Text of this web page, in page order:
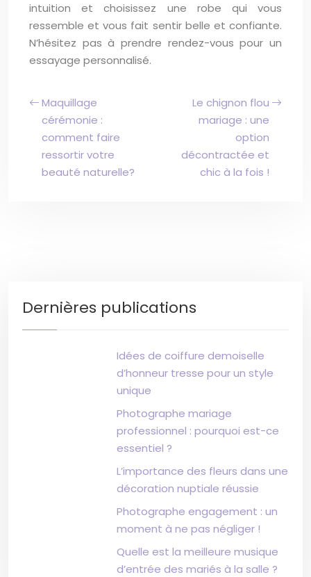
intuition et choisissez une robe qui vous
ressemble et vous fait sentir belle et confiante.
N’hésitez pas à prendre rendez-vous pour un
essayage personnalisé.
Maquillage
cérémonie :
comment faire
ressortir votre
beauté naturelle?
Le chignon flou
mariage : une
option
décontractée et
chic à la fois !
Dernières publications
Idées de coiffure demoiselle
d’honneur tresse pour un style
unique
Photographe mariage
professionnel : pourquoi est-ce
essentiel ?
L’importance des fleurs dans une
décoration nuptiale réussie
Photographe engagement : un
moment à ne pas négliger !
Quelle est la meilleure musique
d’entrée des mariés à la salle ?